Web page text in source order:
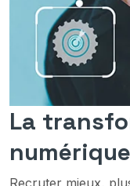
La
numérique